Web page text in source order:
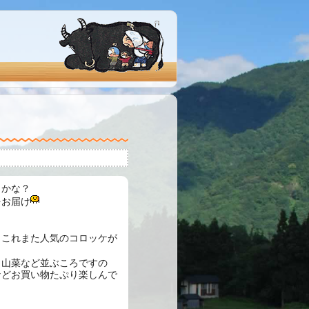
な？
届け
れまた人気のコロッケが
菜など並ぶころですの
お買い物たぷり楽しんで